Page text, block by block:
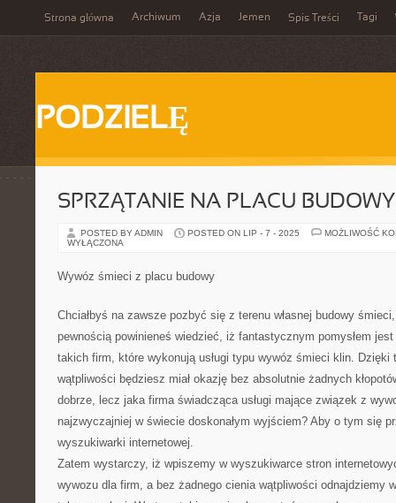
Strona główna Archiwum Azja Jemen Spis Treści Tagi
PODZIELĘ
SPRZĄTANIE NA PLACU BUDOWY
POSTED BY ADMIN POSTED ON LIP - 7 - 2025
MOŻLIWOŚĆ
WYŁĄCZONA
Wywóz śmieci z placu budowy
Chciałbyś na zawsze pozbyć się z terenu własnej budowy
pewnością powinieneś wiedzieć, iż fantastycznym pomysłem
takich firm, które wykonują usługi typu wywóz śmieci klin. Dzięki
wątpliwości będziesz miał okazję bez absolutnie żadnych
dobrze, lecz jaka firma świadcząca usługi mające związek z
najzwyczajniej w świecie doskonałym wyjściem? Aby o tym się
wyszukiwarki internetowej.
Zatem wystarczy, iż wpiszemy w wyszukiwarce stron
wywozu dla firm, a bez żadnego cienia wątpliwości odnajdziemy